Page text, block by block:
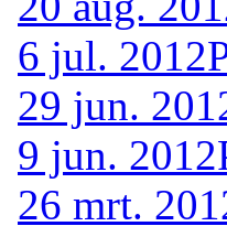
6 jul. 2012
29 jun.
9 jun. 2012
26 mrt.